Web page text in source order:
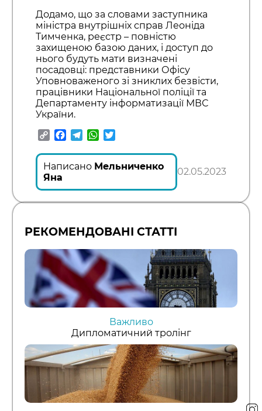
Додамо, що за словами заступника
міністра внутрішніх справ Леоніда
Тимченка, реєстр – повністю
захищеною базою даних, і доступ до
нього будуть мати визначені
посадовці: представники Офісу
Уповноваженого зі зниклих безвісти,
працівники Національної поліції та
Департаменту інформатизації МВС
України.
CopyFacebook
TelegramWhatsApp
Написано Мельниченко
Яна
02.05.2023
РЕКОМЕНДОВАНІ СТАТТІ
Важливо
Дипломатичний тролінг